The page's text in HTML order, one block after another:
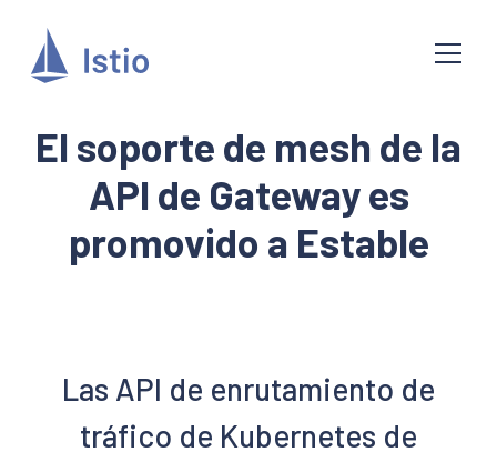
El soporte de mesh de la
API de Gateway es
promovido a Estable
Las API de enrutamiento de
tráfico de Kubernetes de